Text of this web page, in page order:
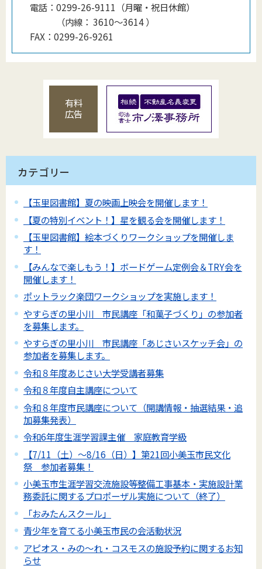
電話： 0299-26-9111（月曜・祝日休館）
（内線 ： 3610〜3614）
FAX： 0299-26-9261
有料
広告
カテゴリー
【玉里図書館】夏の映画上映会を開催します！
【夏の特別イベント！】星を観る会を開催します！
【玉里図書館】絵本づくりワークショップを開催しま
す！
【みんなで楽しもう！】ボードゲーム定例会＆TRY会を
開催します！
ポットラック楽団ワークショップを実施します！
やすらぎの里小川 市民講座「和菓子づくり」の参加者
を募集します。
やすらぎの里小川 市民講座「あじさいスケッチ会」の
参加者を募集します。
令和８年度あじさい大学受講者募集
令和８年度自主講座について
令和８年度市民講座について（開講情報・抽選結果・追
加募集発表）
令和6年度生涯学習課主催 家庭教育学級
【7/11（土）～8/16（日）】第21回小美玉市民文化
祭 参加者募集！
小美玉市生涯学習交流施設等整備工事基本・実施設計業
務委託に関するプロポーザル実施について（終了）
「おみたんスクール」
青少年を育てる小美玉市民の会活動状況
アピオス・みの～れ・コスモスの施設予約に関するお知
らせ